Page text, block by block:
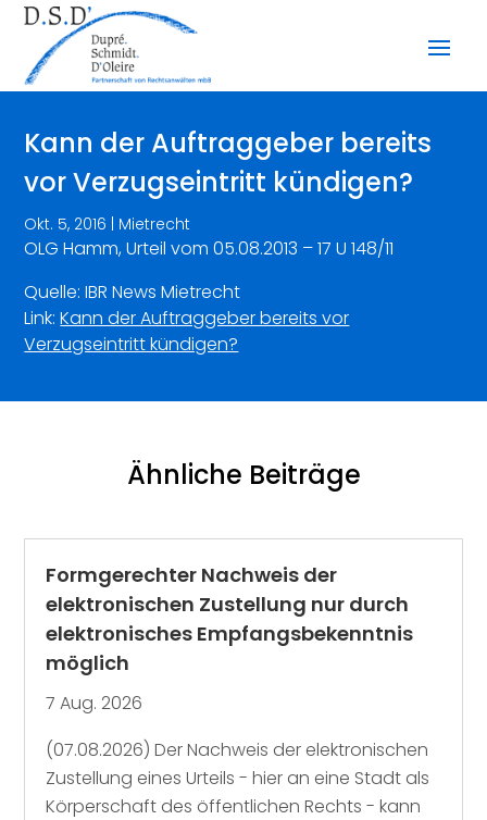
Kann der Auftraggeber bereits
vor Verzugseintritt kündigen?
Okt. 5, 2016 | Mietrecht
OLG Hamm, Urteil vom 05.08.2013 – 17 U 148/11
Quelle: IBR News Mietrecht
Link:Kann der Auftraggeber bereits vor
Verzugseintritt kündigen?
Ähnliche Beiträge
Formgerechter Nachweis der
elektronischen Zustellung nur durch
elektronisches Empfangsbekenntnis
möglich
7 Aug. 2026
(07.08.2026) Der Nachweis der elektronischen
Zustellung eines Urteils - hier an eine Stadt als
Körperschaft des öffentlichen Rechts - kann